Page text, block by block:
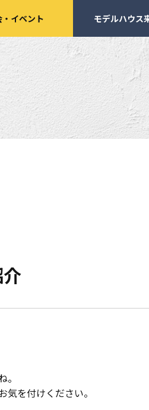
モデルハウス紹介
・ イベント モデルハウス
を付けください。